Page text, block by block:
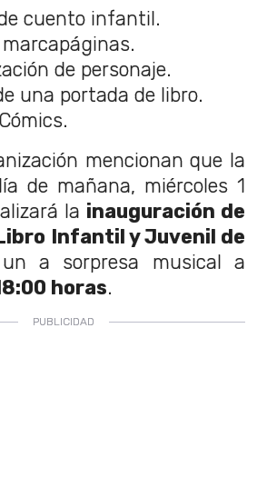
cuento infantil.
de personaje.
una portada de libro.
mencionan que la
de mañana, miércoles 1
la inauguración de
Infantil y Juvenil de
a sorpresa musical a
horas.